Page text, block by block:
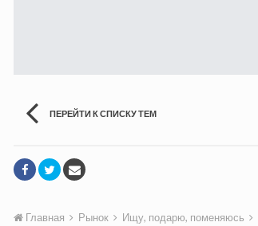
ПЕРЕЙТИ К СПИСКУ ТЕМ
Главная Рынок Ищу, подарю, поменяюсь